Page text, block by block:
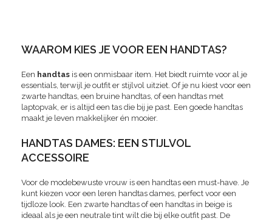
WAAROM KIES JE VOOR EEN HANDTAS?
Een handtas is een onmisbaar item. Het biedt ruimte voor al je
essentials, terwijl je outfit er stijlvol uitziet. Of je nu kiest voor een
zwarte handtas, een bruine handtas, of een handtas met
laptopvak, er is altijd een tas die bij je past. Een goede handtas
maakt je leven makkelijker én mooier.
HANDTAS DAMES: EEN STIJLVOL
ACCESSOIRE
Voor de modebewuste vrouw is een handtas een must-have. Je
kunt kiezen voor een leren handtas dames, perfect voor een
tijdloze look. Een zwarte handtas of een handtas in beige is
ideaal als je een neutrale tint wilt die bij elke outfit past. De